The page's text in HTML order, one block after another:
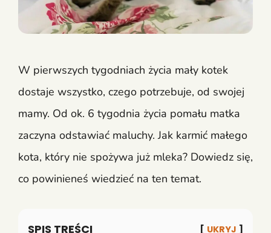
W pierwszych tygodniach życia mały kotek
dostaje wszystko, czego potrzebuje, od swojej
mamy. Od ok. 6 tygodnia życia pomału matka
zaczyna odstawiać maluchy. Jak karmić małego
kota, który nie spożywa już mleka? Dowiedz się,
co powinieneś wiedzieć na ten temat.
SPIS TREŚCI UKRYJ